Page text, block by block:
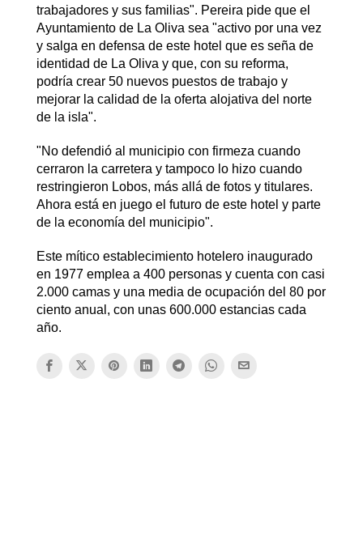
trabajadores y sus familias". Pereira pide que el
Ayuntamiento de La Oliva sea "activo por una vez
y salga en defensa de este hotel que es seña de
identidad de La Oliva y que, con su reforma,
podría crear 50 nuevos puestos de trabajo y
mejorar la calidad de la oferta alojativa del norte
de la isla".
"No defendió al municipio con firmeza cuando
cerraron la carretera y tampoco lo hizo cuando
restringieron Lobos, más allá de fotos y titulares.
Ahora está en juego el futuro de este hotel y parte
de la economía del municipio".
Este mítico establecimiento hotelero inaugurado
en 1977 emplea a 400 personas y cuenta con casi
2.000 camas y una media de ocupación del 80 por
ciento anual, con unas 600.000 estancias cada
año.